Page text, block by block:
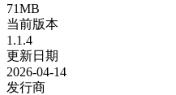
71MB
当前版本
1.1.4
更新日期
2026-04-14
发行商